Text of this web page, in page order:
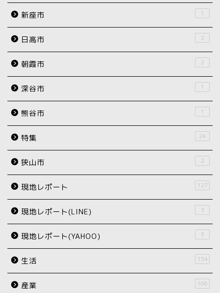
新座市 1
日高市 2
朝霞市 2
深谷市 1
熊谷市 1
特集 24
狭山市 2
現地レポート 127
現地レポート(LINE) 3
現地レポート(YAHOO) 3
生活 154
産業 106